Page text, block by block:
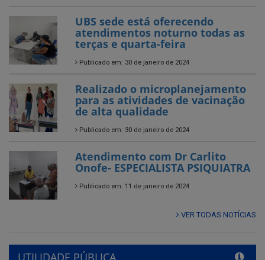
UBS sede está oferecendo
atendimentos noturno todas as
terças e quarta-feira
Publicado em: 30 de janeiro de 2024
Realizado o microplanejamento
para as atividades de vacinação
de alta qualidade
Publicado em: 30 de janeiro de 2024
Atendimento com Dr Carlito
Onofe- ESPECIALISTA PSIQUIATRA
Publicado em: 11 de janeiro de 2024
VER TODAS NOTÍCIAS